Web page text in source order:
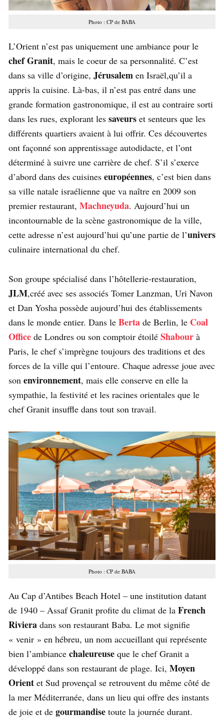
Photo : CP de BABA
L’Orient n’est pas uniquement une ambiance pour le
chef Granit, mais le coeur de sa personnalité. C’est
dans sa ville d’origine, Jérusalem en Israël,qu’il a
appris la cuisine. Là-bas, il n’est pas entré dans une
grande formation gastronomique, il est au contraire sorti
dans les rues, explorant les saveurs et senteurs que les
différents quartiers avaient à lui offrir. Ces découvertes
ont façonné son apprentissage autodidacte, et l’ont
déterminé à suivre une carrière de chef. S’il s’exerce
d’abord dans des cuisines européennes, c’est bien dans
sa ville natale israélienne que va naître en 2009 son
premier restaurant, Machneyuda. Aujourd’hui un
incontournable de la scène gastronomique de la ville,
cette adresse n’est aujourd’hui qu’une partie de l’univers
culinaire international du chef.
Son groupe spécialisé dans l’hôtellerie-restauration,
JLM,créé avec ses associés Tomer Lanzman, Uri Navon
et Dan Yosha possède aujourd’hui des établissements
dans le monde entier. Dans le Berta de Berlin, le Coal
Office de Londres ou son comptoir étoilé Shabour à
Paris, le chef s’imprègne toujours des traditions et des
forces de la ville qui l’entoure. Chaque adresse joue avec
son environnement, mais elle conserve en elle la
sympathie, la festivité et les racines orientales que le
chef Granit insuffle dans tout son travail.
Photo : CP de BABA
Au Cap d’Antibes Beach Hotel – une institution datant
de 1940 – Assaf Granit profite du climat de la French
Riviera dans son restaurant Baba. Le mot signifie
« venir » en hébreu, un nom accueillant qui représente
bien l’ambiance chaleureuse que le chef Granit a
développé dans son restaurant de plage. Ici, Moyen
Orient et Sud provençal se retrouvent du même côté de
la mer Méditerranée, dans un lieu qui offre des instants
de joie et de gourmandise toute la journée durant.